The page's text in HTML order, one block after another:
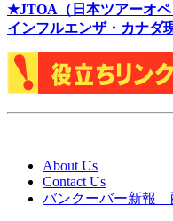
★JTOA（日本ツアーオ
インフルエンザ・カナダ
About Us
Contact Us
バンクーバー新報